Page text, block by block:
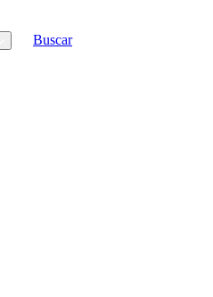
Buscar